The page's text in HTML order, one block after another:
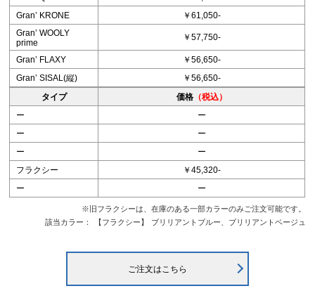
Granʼ KRONE
￥61,050-
Granʼ WOOLY
prime
￥57,750-
Granʼ FLAXY
￥56,650-
Granʼ SISAL(縦)
￥56,650-
タイプ
価格（税込）
ー
ー
ー
ー
ー
ー
フラクシー
￥45,320-
ー
ー
※旧フラクシーは、在庫のある一部カラーのみご注文可能です。
該当カラー：
【フラクシー】 ブリリアントブルー、ブリリアントベージュ
ご注文はこちら